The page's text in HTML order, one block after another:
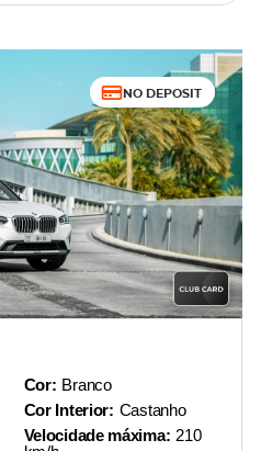
NO DEPOSIT
Cor: Branco
Cor Interior: Castanho
Velocidade máxima: 210